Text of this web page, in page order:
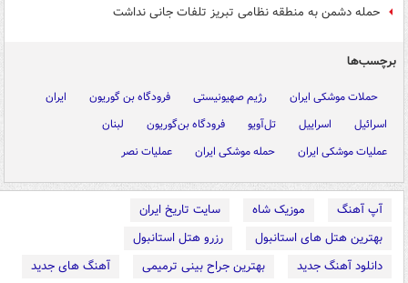
حمله دشمن به منطقه نظامی تبریز تلفات جانی نداشت
برچسب‌ها
حملات موشکی ایران رژیم صهیونیستی فرودگاه بن گوریون
ایران
اسرائیل
اسراییل تل‌آویو فرودگاه بن‌گوریون
لبنان
عملیات موشکی ایران
حمله موشکی ایران عملیات نصر
آپ آهنگ موزیک شاه
سایت تاریخ ایران
بهترین هتل های استانبول
رزرو هتل استانبول
دانلود آهنگ جدید
بهترین جراح بینی ترمیمی
آهنگ های جدید